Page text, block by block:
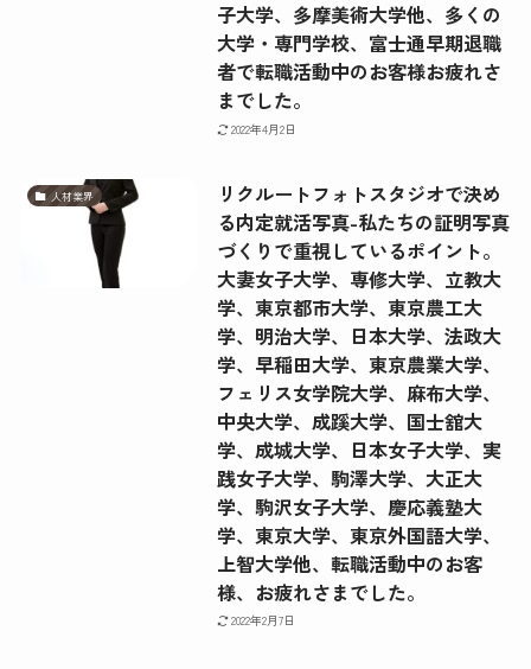
子大学、多摩美術大学他、多くの
大学・専門学校、富士通早期退職
者で転職活動中のお客様お疲れさ
までした。
2022年4月2日
人材業界
リクルートフォトスタジオで決め
る内定就活写真-私たちの証明写真
づくりで重視しているポイント。
大妻女子大学、専修大学、立教大
学、東京都市大学、東京農工大
学、明治大学、日本大学、法政大
学、早稲田大学、東京農業大学、
フェリス女学院大学、麻布大学、
中央大学、成蹊大学、国士舘大
学、成城大学、日本女子大学、実
践女子大学、駒澤大学、大正大
学、駒沢女子大学、慶応義塾大
学、東京大学、東京外国語大学、
上智大学他、転職活動中のお客
様、お疲れさまでした。
2022年2月7日